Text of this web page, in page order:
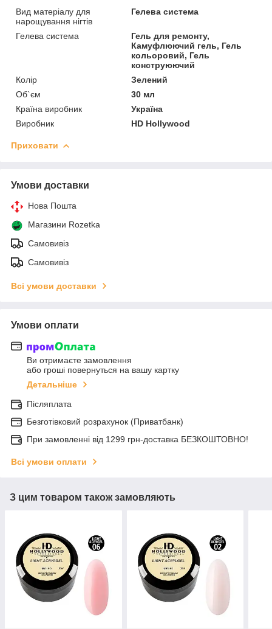
Вид матеріалу для
нарощування нігтів
Гелева система
Гелева система
Гель для ремонту,
Камуфлюючий гель, Гель
кольоровий, Гель
конструюючий
Колір
Зелений
Об`єм
30 мл
Країна виробник
Україна
Виробник
HD Hollywood
Приховати
Умови доставки
Нова Пошта
Магазини Rozetka
Самовивіз
Самовивіз
Всі умови доставки
Умови оплати
Ви отримаєте замовлення
або гроші повернуться на вашу картку
Детальніше
Післяплата
Безготівковий розрахунок (Приватбанк)
При замовленні від 1299 грн-доставка БЕЗКОШТОВНО!
Всі умови оплати
З цим товаром також замовляють